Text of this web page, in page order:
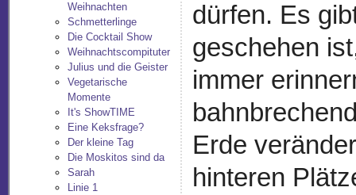
Weihnachten
Schmetterlinge
Die Cocktail Show
Weihnachtscompituter
Julius und die Geister
Vegetarische
Momente
It's ShowTIME
Eine Keksfrage?
Der kleine Tag
Die Moskitos sind da
Sarah
Linie 1
dürfen. Es
geschehen
immer
Erde
hinteren